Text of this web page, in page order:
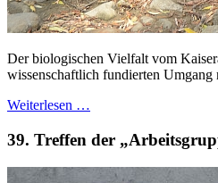
Der biologischen Vielfalt vom
wissenschaftlich fundierten
Weiterlesen …
39. Treffen der